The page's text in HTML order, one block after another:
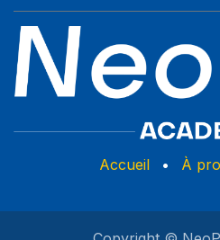
Accueil • À